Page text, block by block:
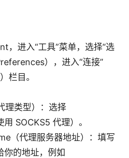
，进入“工具”菜单，选择“选
），进入“连接”
栏目。
理类型）：选择
SOCKS5 代理）。
（代理服务器地址）：填写
你的地址，例如